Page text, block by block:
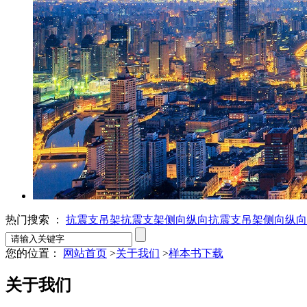
热门搜索 ： 抗震支吊架抗震支架侧向纵向抗震支吊架侧向纵
您的位置： 网站首页 >关于我们 >样本书下载
关于我们